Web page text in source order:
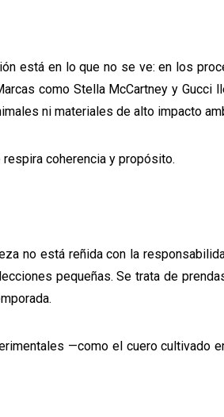
está en lo que no se ve: en los
como Stella McCartney y Gucci
ni materiales de alto impacto
respira coherencia y propósito.
no está reñida con la
pequeñas. Se trata de
—como el cuero cultivado